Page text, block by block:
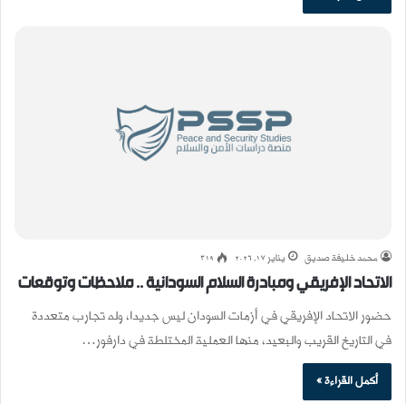
محمد خليفة صديق يناير 17, 2026 319
الاتحاد الإفريقي ومبادرة السلام السودانية .. ملاحظات وتوقعات
حضور الاتحاد الإفريقي في أزمات السودان ليس جديدا، وله تجارب متعددة
في التاريخ القريب والبعيد، منها العملية المختلطة في دارفور…
أكمل القراءة »